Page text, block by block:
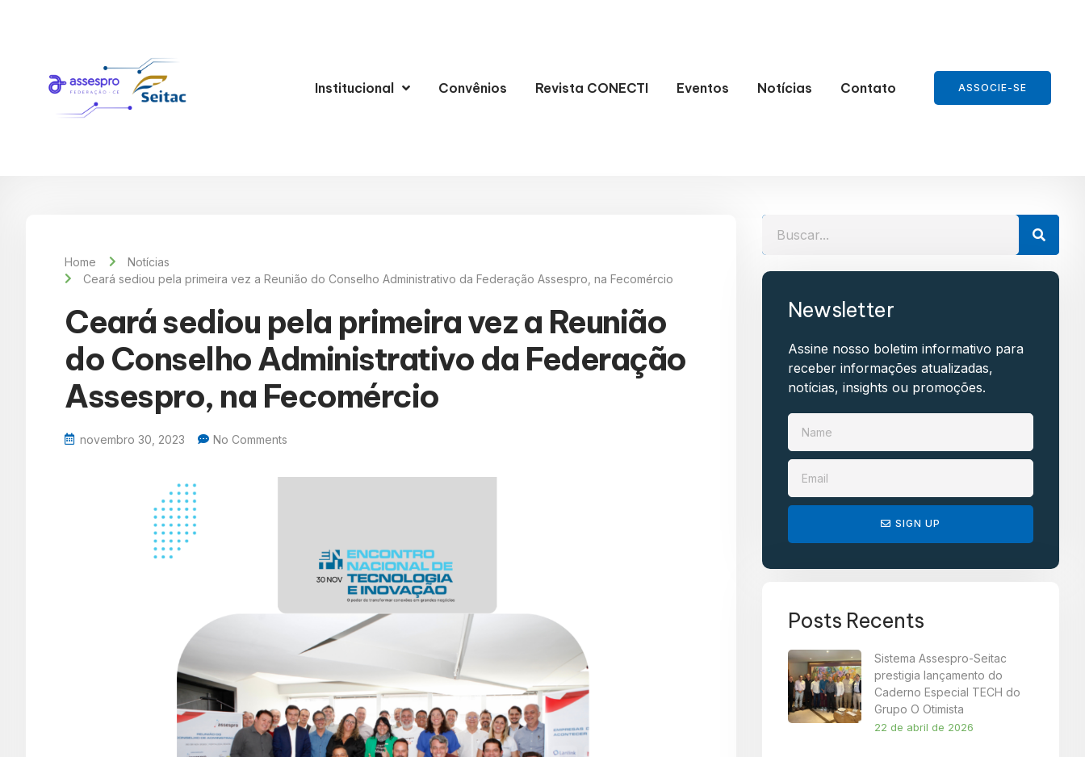
Institucional Convênios Revista CONECTI Eventos Notícias Contato ASSOCIE-SE
Home
Notícias
Ceará sediou pela primeira vez a Reunião do Conselho Administrativo da Federação Assespro, na Fecomércio
Ceará sediou pela primeira vez a Reunião
do Conselho Administrativo da Federação
Assespro, na Fecomércio
novembro 30, 2023 No Comments
Newsletter
Assine nosso boletim informativo para
receber informações atualizadas,
notícias, insights ou promoções.​
SIGN UP
Posts Recents
Sistema Assespro-Seitac
prestigia lançamento do
Caderno Especial TECH do
Grupo O Otimista
22 de abril de 2026